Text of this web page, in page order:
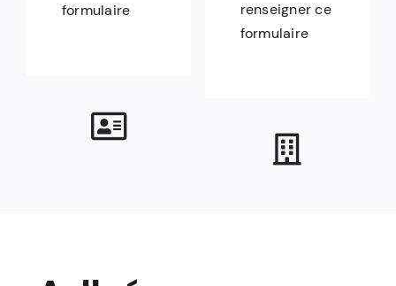
formulaire
renseigner ce
formulaire